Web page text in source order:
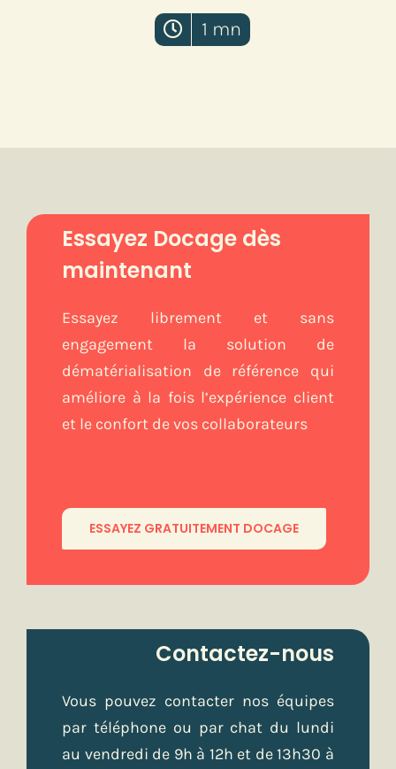
1 mn
Essayez Docage dès
maintenant
Essayez librement et sans
engagement la solution de
dématérialisation de référence qui
améliore à la fois l’expérience client
et le confort de vos collaborateurs
ESSAYEZ GRATUITEMENT DOCAGE
Contactez-nous
Vous pouvez contacter nos équipes
par téléphone ou par chat du lundi
au vendredi de 9h à 12h et de 13h30 à